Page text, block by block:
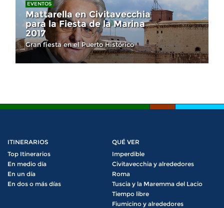
EVENTOS
Mattarella en Civitavecchia
para la Fiesta de la Marina
2017
Gran fiesta en el Puerto Histórico
ITINERARIOS
Top Itinerarios
En medio día
En un día
En dos o más días
QUÉ VER
Imperdible
Civitavecchia y alrededores
Roma
Tuscia y la Maremma del Lacio
Tiempo libre
Fiumicino y alrededores